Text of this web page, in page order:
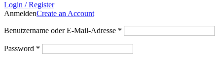
Login / Register
AnmeldenCreate an Account
Benutzername oder E-Mail-Adresse *
Password *